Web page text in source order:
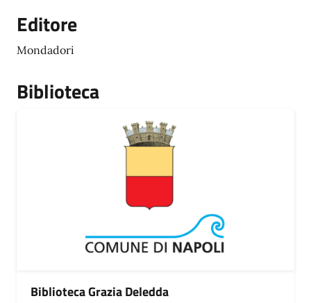
Editore
Mondadori
Biblioteca
Biblioteca Grazia Deledda